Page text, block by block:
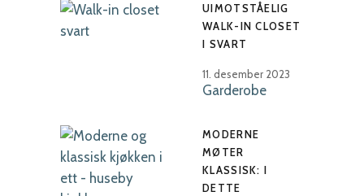
UIMOTSTÅELIG
WALK-IN CLOSET
I SVART
11. desember 2023
Garderobe
MODERNE
MØTER
KLASSISK: I
DETTE